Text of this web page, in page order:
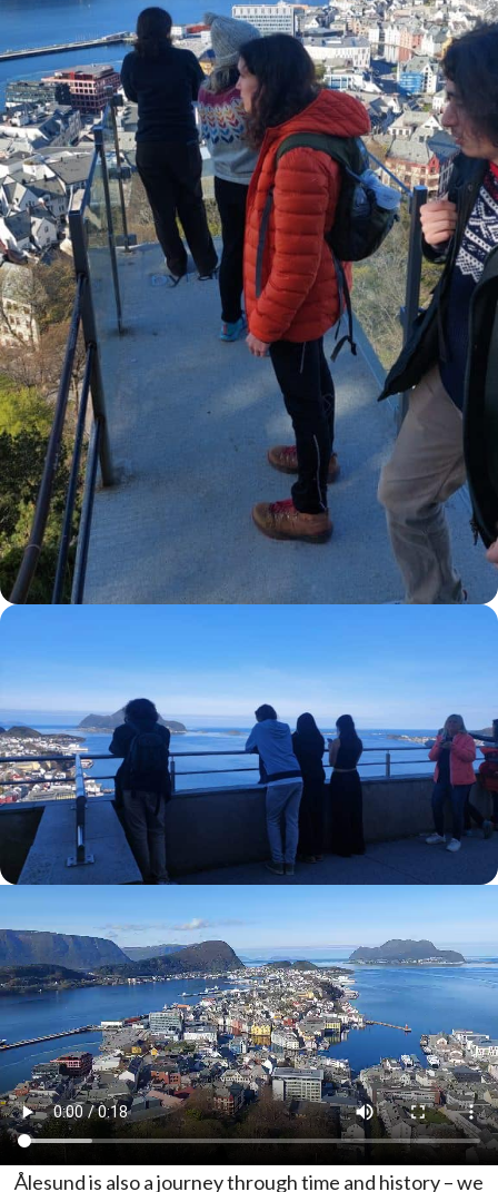
Ålesund is also a journey through time and history – we